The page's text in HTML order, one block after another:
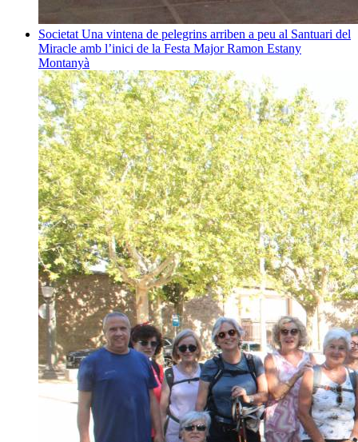
Societat Una vintena de pelegrins arriben a peu al Santuari del
Miracle amb l’inici de la Festa MajorRamon Estany
Montanyà